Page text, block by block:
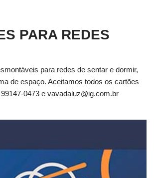
PARA REDES
para redes de sentar e dormir,
de espaço. Aceitamos todos os cartões
0473 e vavadaluz@ig.com.br